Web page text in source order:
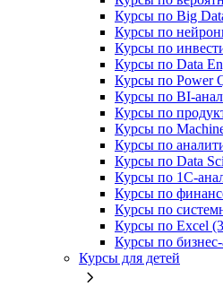
Курсы по Big
Курсы по
Курсы по
Курсы по Data
Курсы по Power
Курсы по
Курсы по
Курсы по
Курсы по
Курсы по Data
Курсы по
Курсы по
Курсы по
Курсы по Excel
Курсы по
Курсы для детей